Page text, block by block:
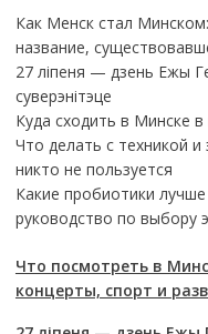
Как Менск стал
название,
27 ліпеня — дзень Ежы
суверэнітэце
Куда сходить в Минске
Что делать с техникой
никто не пользуется
Какие пробиотики
руководство по выбору
Что посмотреть в
концерты, спорт и